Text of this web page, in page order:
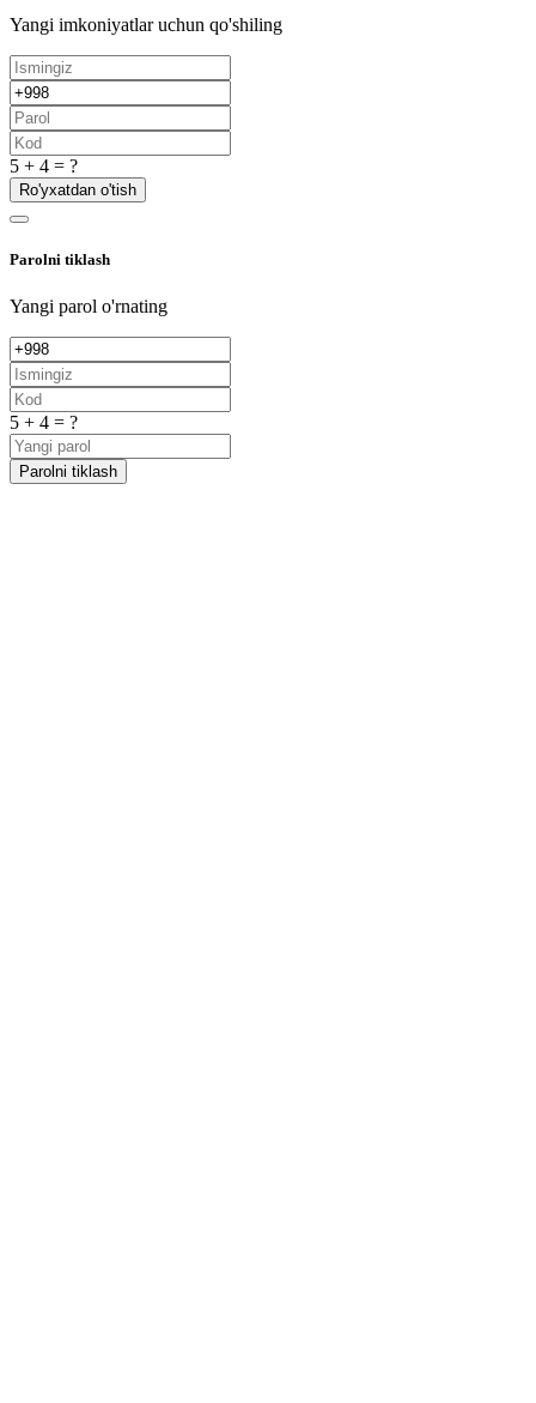
Yangi imkoniyatlar uchun qo'shiling
5 + 4 = ?
Ro'yxatdan o'tish
Parolni tiklash
Yangi parol o'rnating
5 + 4 = ?
Parolni tiklash